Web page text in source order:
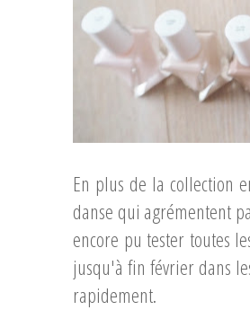
En plus de la collection
danse qui agrémentent
encore pu tester toutes
jusqu'à fin février dans
rapidement.